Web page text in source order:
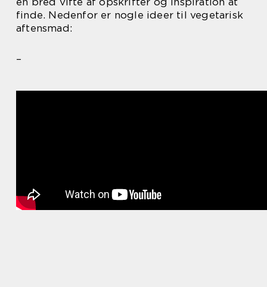
finde. Nedenfor er nogle ideer til vegetarisk
aftensmad:
–